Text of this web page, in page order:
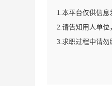
1.本平台仅供信息
2.请告知用人单位
3.求职过程中请勿